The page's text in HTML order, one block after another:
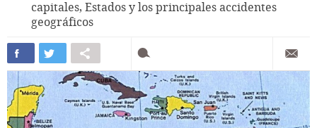
capitales, Estados y los principales accidentes
geográficos